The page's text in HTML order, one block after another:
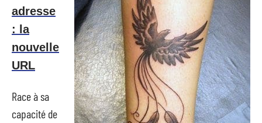
adresse
: la
nouvelle
URL
Race à sa
capacité de